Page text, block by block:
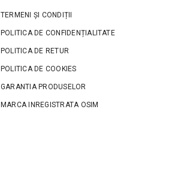
TERMENI ȘI CONDIȚII
POLITICA DE CONFIDENȚIALITATE
POLITICA DE RETUR
POLITICA DE COOKIES
GARANTIA PRODUSELOR
MARCA INREGISTRATA OSIM